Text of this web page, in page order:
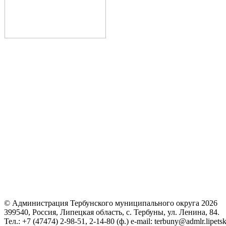
© Администрация Тербунского муниципального округа 2026
399540, Россия, Липецкая область, с. Тербуны, ул. Ленина, 84.
Тел.: +7 (47474) 2-98-51, 2-14-80 (ф.) e-mail: